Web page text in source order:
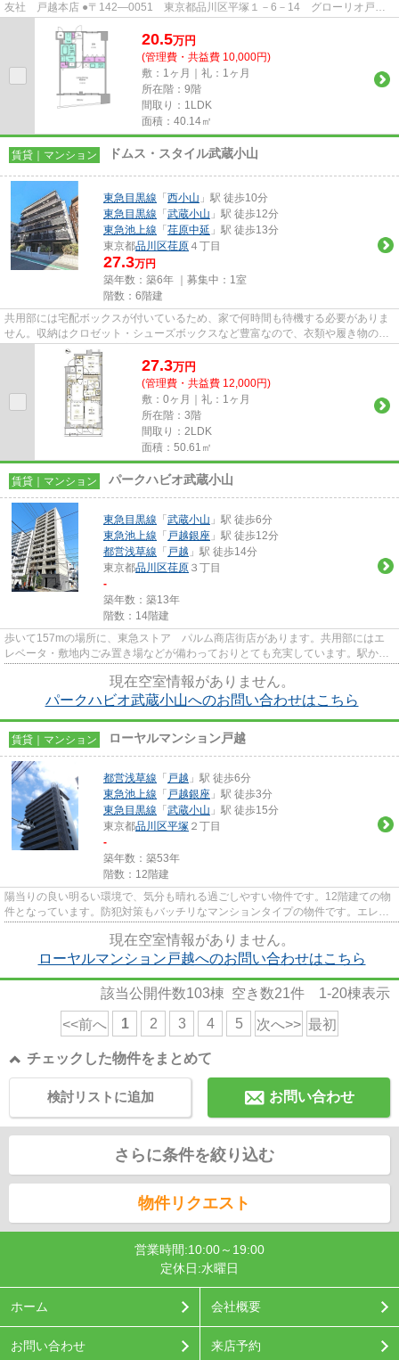
友社 戸越本店 ●〒142―0051 東京都品川区平塚１－6－14 グローリオ戸越
銀座1階 ●TEL：03-3783-1218...
20.5万円
(管理費・共益費 10,000円)
敷：1ヶ月｜礼：1ヶ月
所在階：9階
間取り：1LDK
面積：40.14㎡
賃貸｜マンション ドムス・スタイル武蔵小山
東急目黒線 「 西小山 」駅 徒歩10分
東急目黒線 「 武蔵小山 」駅 徒歩12分
東急池上線 「 荏原中延 」駅 徒歩13分
東京都品川区荏原 ４丁目
27.3万円
築年数：築6年 ｜募集中： 1室
階数：6階建
共用部には宅配ボックスが付いているため、家で何時間も待機する必要がありま
せん。収納はクロゼット・シューズボックスなど豊富なので、衣類や履き物の整
理がしやすく便利です。室内...
27.3万円
(管理費・共益費 12,000円)
敷：0ヶ月｜礼：1ヶ月
所在階：3階
間取り：2LDK
面積：50.61㎡
賃貸｜マンション パークハビオ武蔵小山
東急目黒線 「 武蔵小山 」駅 徒歩6分
東急池上線 「 戸越銀座 」駅 徒歩12分
都営浅草線 「 戸越 」駅 徒歩14分
東京都品川区荏原 ３丁目
-
築年数：築13年
階数：14階建
歩いて157mの場所に、東急ストア パルム商店街店があります。共用部にはエ
レベータ・敷地内ごみ置き場などが備わっておりとても充実しています。駅から
現在空室情報がありません。
パークハビオ武蔵小山へのお問い合わせはこちら
賃貸｜マンション ローヤルマンション戸越
都営浅草線 「 戸越 」駅 徒歩6分
東急池上線 「 戸越銀座 」駅 徒歩3分
東急目黒線 「 武蔵小山 」駅 徒歩15分
東京都品川区平塚 ２丁目
-
築年数：築53年
階数：12階建
陽当りの良い明るい環境で、気分も晴れる過ごしやすい物件です。12階建ての物
件となっています。防犯対策もバッチリなマンションタイプの物件です。エレベ
現在空室情報がありません。
ローヤルマンション戸越へのお問い合わせはこちら
該当公開件数103棟 空き数21件 1-20棟表示
<<前へ 1 2 3 4 5 次へ>> 最初
チェックした物件をまとめて
お問い合わせ
検討リストに追加
さらに条件を絞り込む
物件リクエスト
営業時間:10:00～19:00
定休日:水曜日
ホーム 会社概要
お問い合わせ 来店予約